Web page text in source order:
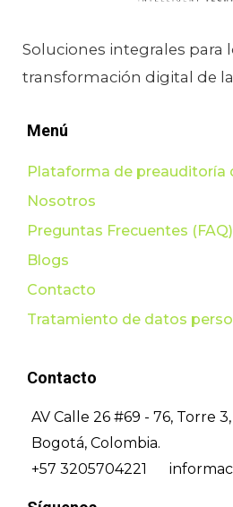
Soluciones integrales para
transformación digital de
Menú
Plataforma de preauditoría
Nosotros
Preguntas Frecuentes (FAQ)
Blogs
Contacto
Tratamiento de datos
Contacto
AV Calle 26 #69 - 76, Torre 3,
Bogotá, Colombia.
+57 3205704221